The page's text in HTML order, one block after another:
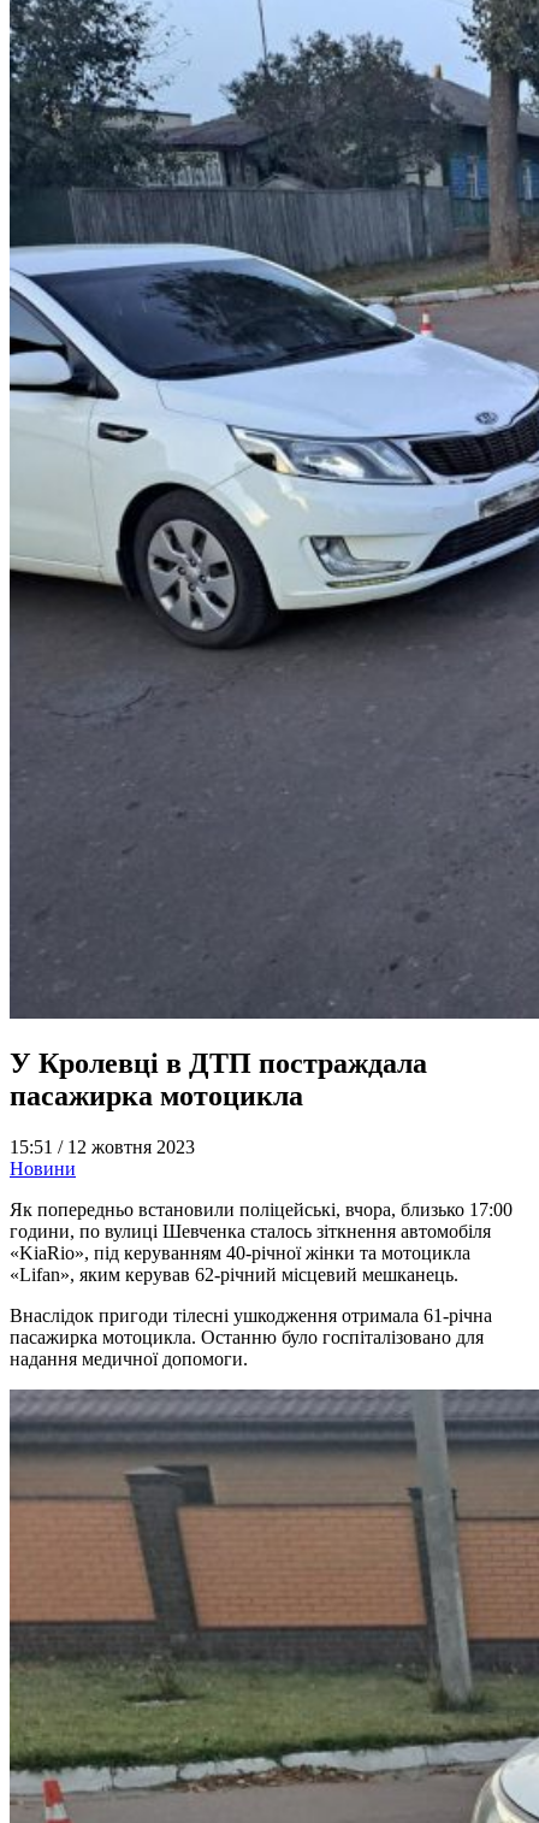
У Кролевці в ДТП постраждала
пасажирка мотоцикла
15:51 / 12 жовтня 2023
Новини
Як попередньо встановили поліцейські, вчора, близько 17:00
години, по вулиці Шевченка сталось зіткнення автомобіля
«KiaRio», під керуванням 40-річної жінки та мотоцикла
«Lifan», яким керував 62-річний місцевий мешканець.
Внаслідок пригоди тілесні ушкодження отримала 61-річна
пасажирка мотоцикла. Останню було госпіталізовано для
надання медичної допомоги.